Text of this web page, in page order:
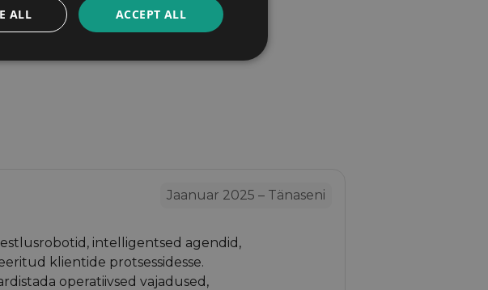
Jaanuar 2025 – Tänaseni
intelligentsed agendid,
klientide protsessidesse.
operatiivsed vajadused,
ACCEPT ALL
ALL